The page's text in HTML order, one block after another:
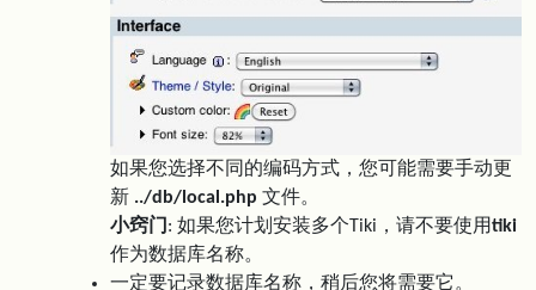
如果您选择不同的编码方式，您可能需要手动更
新 ../db/local.php 文件。
小窍门 : 如果您计划安装多个Tiki，请不要使用tiki
作为数据库名称。
一定要记录数据库名称，稍后您将需要它。